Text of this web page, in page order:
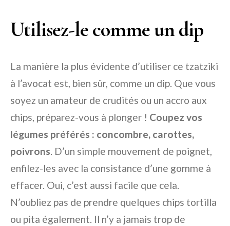
Utilisez-le comme un dip
La manière la plus évidente d’utiliser ce tzatziki
à l’avocat est, bien sûr, comme un dip. Que vous
soyez un amateur de crudités ou un accro aux
chips, préparez-vous à plonger ! Coupez vos
légumes préférés : concombre, carottes,
poivrons. D’un simple mouvement de poignet,
enfilez-les avec la consistance d’une gomme à
effacer. Oui, c’est aussi facile que cela.
N’oubliez pas de prendre quelques chips tortilla
ou pita également. Il n’y a jamais trop de